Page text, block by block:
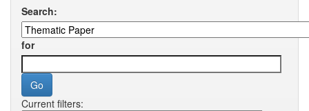
Search:
for
Current filters: